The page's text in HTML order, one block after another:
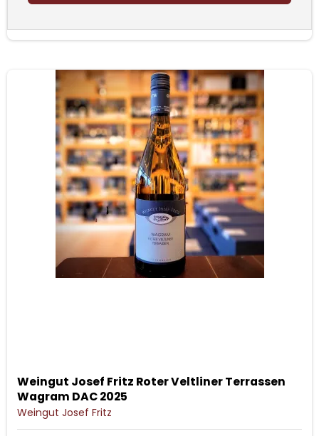
Weingut Josef Fritz Roter Veltliner Terrassen
Wagram DAC 2025
Weingut Josef Fritz